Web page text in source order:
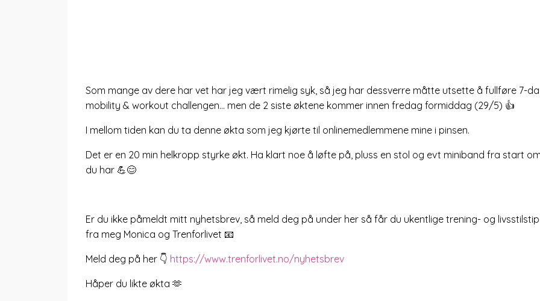
Som mange av dere har vet har jeg vært rimelig syk, så jeg har dessverre måtte utsette å fullføre 7-
mobility & workout challengen... men de 2 siste øktene kommer innen fredag formiddag (29/5) 👍
I mellom tiden kan du ta denne økta som jeg kjørte til onlinemedlemmene mine i pinsen.
Det er en 20 min helkropp styrke økt. Ha klart noe å løfte på, pluss en stol og evt miniband fra start
du har 💪😊
Er du ikke påmeldt mitt nyhetsbrev, så meld deg på under her så får du ukentlige trening- og
fra meg Monica og Trenforlivet 📧
Meld deg på her 👇 https://www.trenforlivet.no/nyhetsbrev
Håper du likte økta 🫶